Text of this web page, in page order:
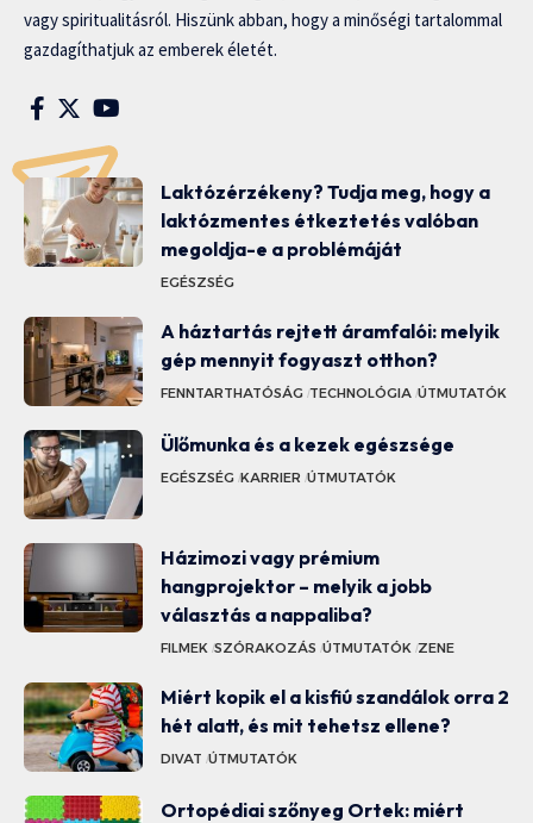
vagy spiritualitásról. Hiszünk abban, hogy a minőségi tartalommal
gazdagíthatjuk az emberek életét.
Laktózérzékeny? Tudja meg, hogy a
laktózmentes étkeztetés valóban
megoldja-e a problémáját
EGÉSZSÉG
A háztartás rejtett áramfalói: melyik
gép mennyit fogyaszt otthon?
FENNTARTHATÓSÁG TECHNOLÓGIA ÚTMUTATÓK
Ülőmunka és a kezek egészsége
EGÉSZSÉG KARRIER ÚTMUTATÓK
Házimozi vagy prémium
hangprojektor – melyik a jobb
választás a nappaliba?
FILMEK SZÓRAKOZÁS ÚTMUTATÓK ZENE
Miért kopik el a kisfiú szandálok orra 2
hét alatt, és mit tehetsz ellene?
DIVAT ÚTMUTATÓK
Ortopédiai szőnyeg Ortek: miért